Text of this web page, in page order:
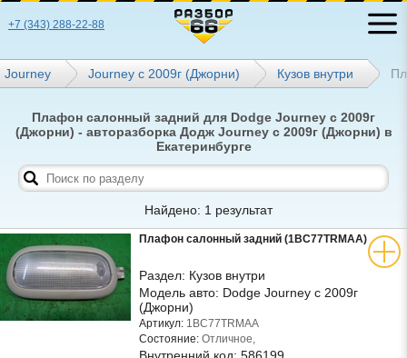
+7 (343) 288-22-88
Journey Journey с 2009г (Джорни) Кузов внутри
Плафон салонный задний для Dodge Journey с 2009г
(Джорни) - авторазборка Додж Journey с 2009г (Джорни) в
Екатеринбурге
Найдено: 1 результат
Плафон салонный задний (1BC77TRMAA)
Раздел: Кузов внутри
Модель авто: Dodge Journey с 2009г
(Джорни)
Артикул: 1BC77TRMAA
Состояние: Отличное,